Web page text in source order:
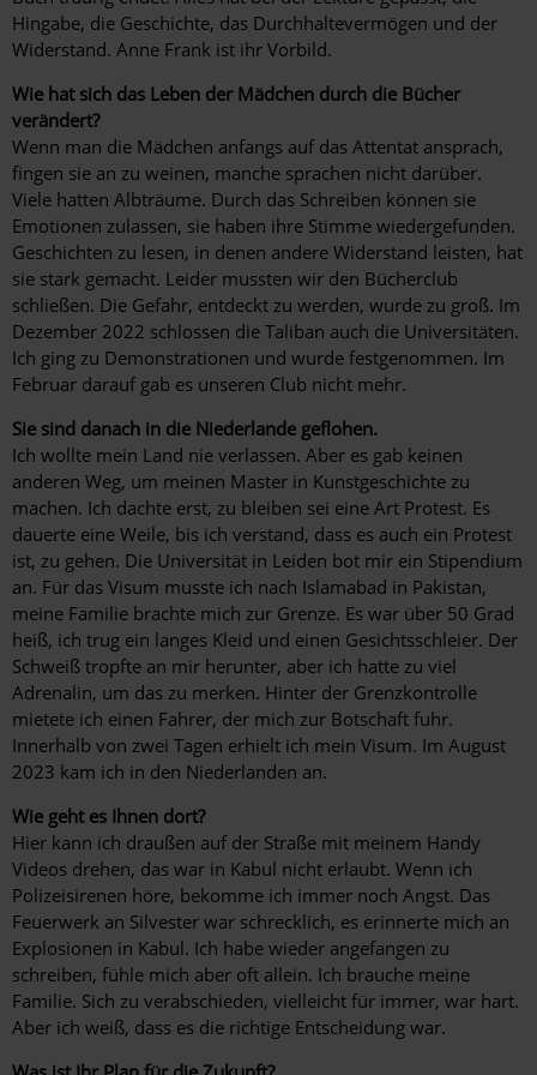
Hingabe, die Geschichte, das Durchhaltevermögen und der
Widerstand. Anne Frank ist ihr Vorbild.
Wie hat sich das Leben der Mädchen durch die Bücher
verändert?
Wenn man die Mädchen anfangs auf das Attentat ansprach,
fingen sie an zu weinen, manche sprachen nicht darüber.
Viele hatten Albträume. Durch das Schreiben können sie
Emotionen zulassen, sie haben ihre Stimme wiedergefunden.
Geschichten zu lesen, in denen andere Widerstand leisten, hat
sie stark gemacht. Leider mussten wir den Bücherclub
schließen. Die Gefahr, entdeckt zu werden, wurde zu groß. Im
Dezember 2022 schlossen die Taliban auch die Universitäten.
Ich ging zu Demonstrationen und wurde festgenommen. Im
Februar darauf gab es unseren Club nicht mehr.
Sie sind danach in die Niederlande ­geflohen.
Ich wollte mein Land nie verlassen. Aber es gab keinen
anderen Weg, um meinen Master in Kunstgeschichte zu
machen. Ich dachte erst, zu bleiben sei eine Art Protest. Es
dauerte eine Weile, bis ich verstand, dass es auch ein Protest
ist, zu gehen. Die Universität in Leiden bot mir ein Stipendium
an. Für das Visum musste ich nach Islamabad in Pakistan,
meine Familie brachte mich zur Grenze. Es war über 50 Grad
heiß, ich trug ein langes Kleid und einen Gesichtsschleier. Der
Schweiß tropfte an mir herunter, aber ich hatte zu viel
Adrenalin, um das zu merken. Hinter der Grenzkontrolle
mietete ich einen Fahrer, der mich zur Botschaft fuhr.
Innerhalb von zwei Tagen erhielt ich mein Visum. Im August
2023 kam ich in den Niederlanden an.
Wie geht es Ihnen dort?
Hier kann ich draußen auf der Straße mit meinem Handy
Videos drehen, das war in Kabul nicht erlaubt. Wenn ich
Polizeisirenen höre, bekomme ich immer noch Angst. Das
Feuerwerk an Silvester war schrecklich, es erinnerte mich an
Explosionen in Kabul. Ich habe wieder angefangen zu
schreiben, fühle mich aber oft allein. Ich brauche meine
Familie. Sich zu verabschieden, vielleicht für immer, war hart.
Aber ich weiß, dass es die richtige Entscheidung war.